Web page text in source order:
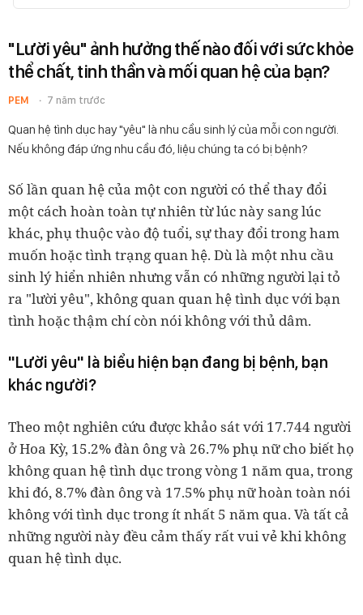
"Lười yêu" ảnh hưởng thế nào đối với sức khỏe
thể chất, tinh thần và mối quan hệ của bạn?
PEM 7 năm trước
Quan hệ tình dục hay "yêu" là nhu cầu sinh lý của mỗi con người.
Nếu không đáp ứng nhu cầu đó, liệu chúng ta có bị bệnh?
Số lần quan hệ của một con người có thể thay đổi
một cách hoàn toàn tự nhiên từ lúc này sang lúc
khác, phụ thuộc vào độ tuổi, sự thay đổi trong ham
muốn hoặc tình trạng quan hệ. Dù là một nhu cầu
sinh lý hiển nhiên nhưng vẫn có những người lại tỏ
ra "lười yêu", không quan quan hệ tình dục với bạn
tình hoặc thậm chí còn nói không với thủ dâm.
"Lười yêu" là biểu hiện bạn đang bị bệnh, bạn
khác người?
Theo một nghiên cứu được khảo sát với 17.744 người
ở Hoa Kỳ, 15.2% đàn ông và 26.7% phụ nữ cho biết họ
không quan hệ tình dục trong vòng 1 năm qua, trong
khi đó, 8.7% đàn ông và 17.5% phụ nữ hoàn toàn nói
không với tình dục trong ít nhất 5 năm qua. Và tất cả
những người này đều cảm thấy rất vui vẻ khi không
quan hệ tình dục.